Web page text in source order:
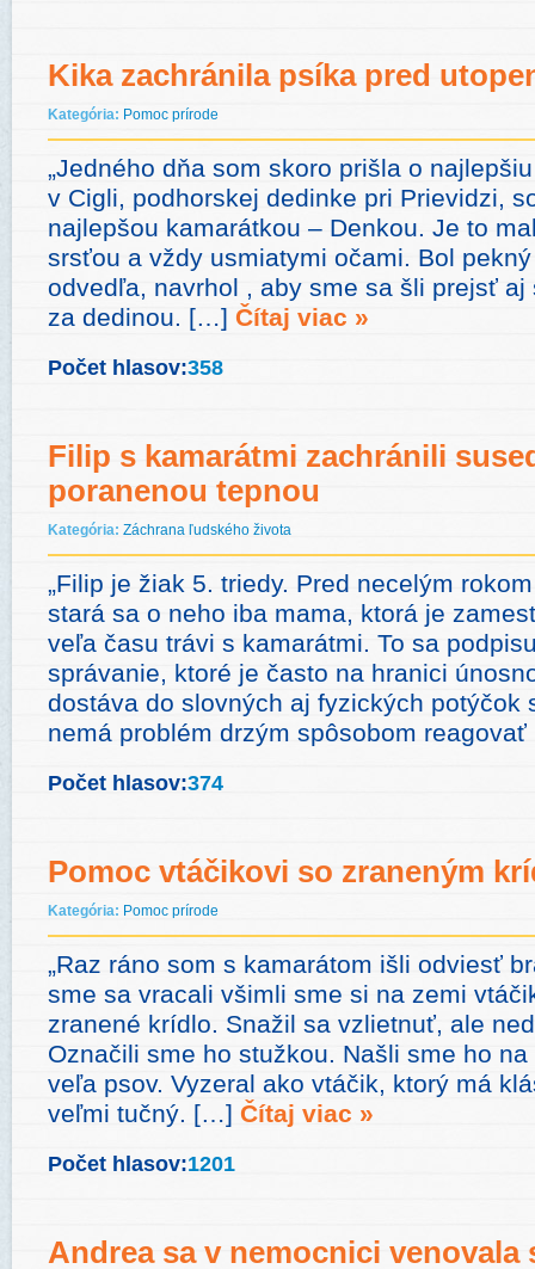
Kika zachránila psíka pred
Kategória: Pomoc prírode
„Jedného dňa som skoro prišla o
v Cigli, podhorskej dedinke pri Prievidzi,
najlepšou kamarátkou – Denkou. Je to
srsťou a vždy usmiatymi očami. Bol
odvedľa, navrhol , aby sme sa šli prejsť aj
za dedinou. […] Čítaj viac »
Počet hlasov:358
Filip s kamarátmi zachránili
poranenou tepnou
Kategória: Záchrana ľudského života
„Filip je žiak 5. triedy. Pred necelým
stará sa o neho iba mama, ktorá je
veľa času trávi s kamarátmi. To sa
správanie, ktoré je často na hranici
dostáva do slovných aj fyzických potýčok
nemá problém drzým spôsobom
Počet hlasov:374
Pomoc vtáčikovi so zraneným
Kategória: Pomoc prírode
„Raz ráno som s kamarátom išli odviesť
sme sa vracali všimli sme si na zemi
zranené krídlo. Snažil sa vzlietnuť, ale
Označili sme ho stužkou. Našli sme ho
veľa psov. Vyzeral ako vtáčik, ktorý má
veľmi tučný. […] Čítaj viac »
Počet hlasov:1201
Andrea sa v nemocnici venovala